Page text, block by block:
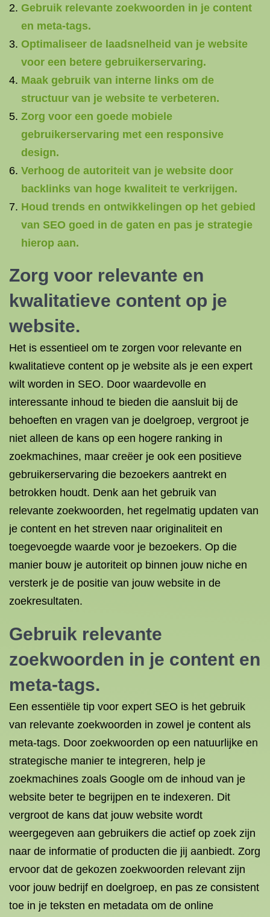
Gebruik relevante zoekwoorden in je content
en meta-tags.
Optimaliseer de laadsnelheid van je website
voor een betere gebruikerservaring.
Maak gebruik van interne links om de
structuur van je website te verbeteren.
Zorg voor een goede mobiele
gebruikerservaring met een responsive
design.
Verhoog de autoriteit van je website door
backlinks van hoge kwaliteit te verkrijgen.
Houd trends en ontwikkelingen op het gebied
van SEO goed in de gaten en pas je strategie
hierop aan.
Zorg voor relevante en
kwalitatieve content op je
website.
Het is essentieel om te zorgen voor relevante en
kwalitatieve content op je website als je een expert
wilt worden in SEO. Door waardevolle en
interessante inhoud te bieden die aansluit bij de
behoeften en vragen van je doelgroep, vergroot je
niet alleen de kans op een hogere ranking in
zoekmachines, maar creëer je ook een positieve
gebruikerservaring die bezoekers aantrekt en
betrokken houdt. Denk aan het gebruik van
relevante zoekwoorden, het regelmatig updaten van
je content en het streven naar originaliteit en
toegevoegde waarde voor je bezoekers. Op die
manier bouw je autoriteit op binnen jouw niche en
versterk je de positie van jouw website in de
zoekresultaten.
Gebruik relevante
zoekwoorden in je content en
meta-tags.
Een essentiële tip voor expert SEO is het gebruik
van relevante zoekwoorden in zowel je content als
meta-tags. Door zoekwoorden op een natuurlijke en
strategische manier te integreren, help je
zoekmachines zoals Google om de inhoud van je
website beter te begrijpen en te indexeren. Dit
vergroot de kans dat jouw website wordt
weergegeven aan gebruikers die actief op zoek zijn
naar de informatie of producten die jij aanbiedt. Zorg
ervoor dat de gekozen zoekwoorden relevant zijn
voor jouw bedrijf en doelgroep, en pas ze consistent
toe in je teksten en metadata om de online